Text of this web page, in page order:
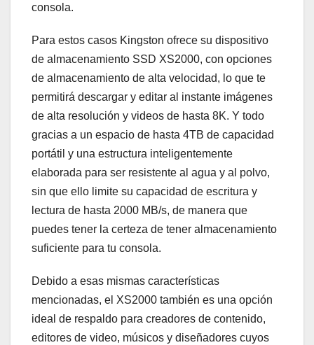
consola.
Para estos casos Kingston ofrece su dispositivo
de almacenamiento SSD XS2000, con opciones
de almacenamiento de alta velocidad, lo que te
permitirá descargar y editar al instante imágenes
de alta resolución y videos de hasta 8K. Y todo
gracias a un espacio de hasta 4TB de capacidad
portátil y una estructura inteligentemente
elaborada para ser resistente al agua y al polvo,
sin que ello limite su capacidad de escritura y
lectura de hasta 2000 MB/s, de manera que
puedes tener la certeza de tener almacenamiento
suficiente para tu consola.
Debido a esas mismas características
mencionadas, el XS2000 también es una opción
ideal de respaldo para creadores de contenido,
editores de video, músicos y diseñadores cuyos